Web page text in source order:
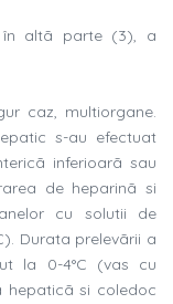
în altã parte (3), a
caz, multiorgane.
s-au efectuat
inferioarã sau
de heparinã si
cu solutii de
Durata prelevãrii a
la 0-4°C (vas cu
hepaticã si coledoc